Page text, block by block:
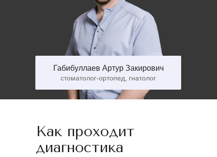
Габибуллаев Артур Закирович
стоматолог-ортопед, гнатолог
Как проходит
диагностика